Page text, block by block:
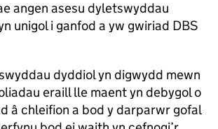
angen asesu dyletswyddau
unigol i ganfod a yw gwiriad DBS
dyddiol yn digwydd mewn
eraill lle maent yn debygol o
â chleifion a bod y darparwr gofal